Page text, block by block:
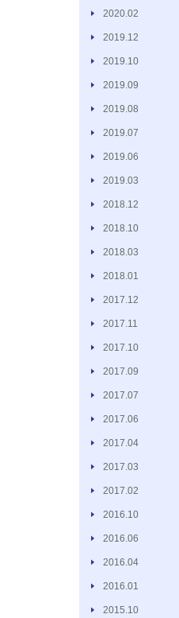
2020.02
2019.12
2019.10
2019.09
2019.08
2019.07
2019.06
2019.03
2018.12
2018.10
2018.03
2018.01
2017.12
2017.11
2017.10
2017.09
2017.07
2017.06
2017.04
2017.03
2017.02
2016.10
2016.06
2016.04
2016.01
2015.10